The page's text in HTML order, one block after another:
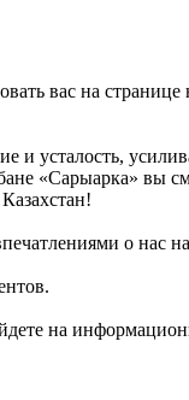
вас на странице
и усталость,
«Сарыарка» вы
о нас
на